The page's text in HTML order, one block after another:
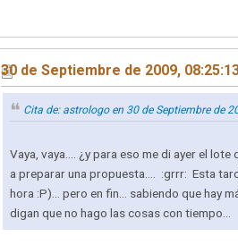
30 de Septiembre de 2009,
Cita de: astrologo en 30 de Septiembre de
Vaya, vaya.... ¿y para eso me di ayer el
a preparar una propuesta.... :grrr: Esta
hora :P)... pero en fin... sabiendo que hay
digan que no hago las cosas con tiempo...